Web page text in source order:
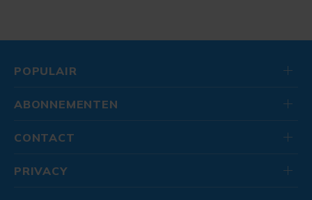
POPULAIR
ABONNEMENTEN
CONTACT
PRIVACY